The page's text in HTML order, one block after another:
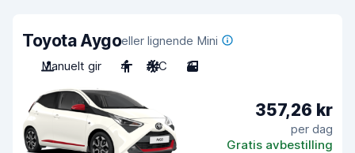
Toyota Aygoeller lignende Mini
Manuelt gir
4 A/C 3
357,26 kr
per dag
Gratis avbestilling